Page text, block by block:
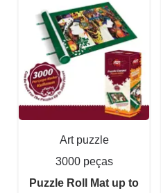
Art puzzle
3000 peças
Puzzle Roll Mat up to